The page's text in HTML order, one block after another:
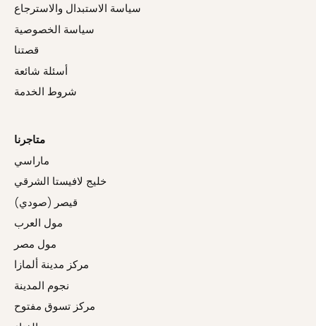
سياسة الاستبدال والاسترجاع
سياسة الخصوصية
قصتنا
أسئلة شائعة
شروط الخدمة
متاجرنا
ماراسي
خليج لافيستا الشرقي
قيصر (صودي)
مول العرب
مول مصر
مركز مدينة ألمازا
نجوم المدينة
مركز تسوق مفتوح